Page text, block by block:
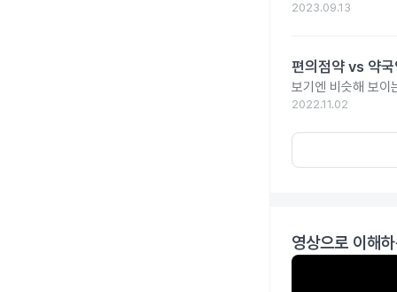
2023.09.13
편의점약 vs 약
보기엔 비슷해 보이
2022.11.02
영상으로 이해